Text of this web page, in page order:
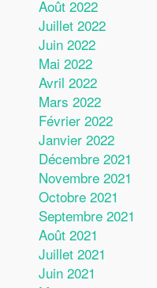
Août 2022
Juillet 2022
Juin 2022
Mai 2022
Avril 2022
Mars 2022
Février 2022
Janvier 2022
Décembre 2021
Novembre 2021
Octobre 2021
Septembre 2021
Août 2021
Juillet 2021
Juin 2021